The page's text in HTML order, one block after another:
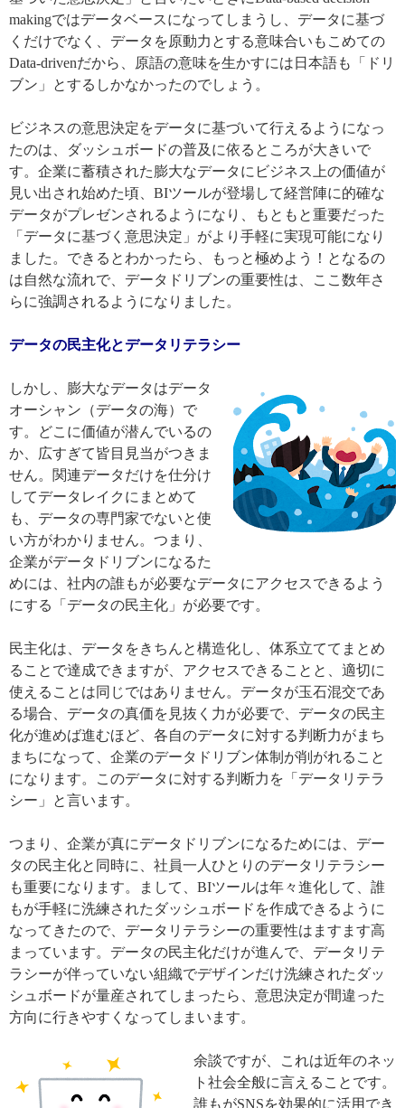
makingではデータベースになってしまうし、データに基づ
くだけでなく、データを原動力とする意味合いもこめての
Data-drivenだから、原語の意味を生かすには日本語も「ドリ
ブン」とするしかなかったのでしょう。
ビジネスの意思決定をデータに基づいて行えるようになっ
たのは、ダッシュボードの普及に依るところが大きいで
す。企業に蓄積された膨大なデータにビジネス上の価値が
見い出され始めた頃、BIツールが登場して経営陣に的確な
データがプレゼンされるようになり、もともと重要だった
「データに基づく意思決定」がより手軽に実現可能になり
ました。できるとわかったら、もっと極めよう！となるの
は自然な流れで、データドリブンの重要性は、ここ数年さ
らに強調されるようになりました。
データの民主化とデータリテラシー
しかし、膨大なデータはデータ
オーシャン（データの海）で
す。どこに価値が潜んでいるの
か、広すぎて皆目見当がつきま
せん。関連データだけを仕分け
してデータレイクにまとめて
も、データの専門家でないと使
い方がわかりません。つまり、
企業がデータドリブンになるた
めには、社内の誰もが必要なデータにアクセスできるよう
にする「データの民主化」が必要です。
民主化は、データをきちんと構造化し、体系立ててまとめ
ることで達成できますが、アクセスできることと、適切に
使えることは同じではありません。データが玉石混交であ
る場合、データの真価を見抜く力が必要で、データの民主
化が進めば進むほど、各自のデータに対する判断力がまち
まちになって、企業のデータドリブン体制が削がれること
になります。このデータに対する判断力を「データリテラ
シー」と言います。
つまり、企業が真にデータドリブンになるためには、デー
タの民主化と同時に、社員一人ひとりのデータリテラシー
も重要になります。まして、BIツールは年々進化して、誰
もが手軽に洗練されたダッシュボードを作成できるように
なってきたので、データリテラシーの重要性はますます高
まっています。データの民主化だけが進んで、データリテ
ラシーが伴っていない組織でデザインだけ洗練されたダッ
シュボードが量産されてしまったら、意思決定が間違った
方向に行きやすくなってしまいます。
余談ですが、これは近年のネッ
ト社会全般に言えることです。
誰もがSNSを効果的に活用でき